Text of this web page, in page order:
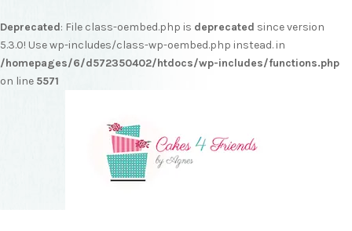
Deprecated: File class-oembed.php is deprecated since version
5.3.0! Use wp-includes/class-wp-oembed.php instead. in
/homepages/6/d572350402/htdocs/wp-includes/functions.php
on line 5571